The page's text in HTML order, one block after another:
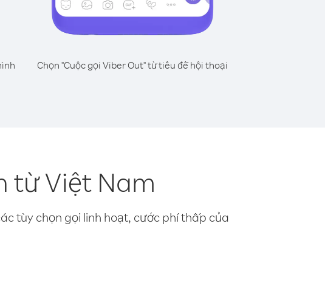
Chọn "Cuộc gọi Viber Out" từ tiêu đề hội thoại
từ Việt Nam
tùy chọn gọi linh hoạt, cước phí thấp của